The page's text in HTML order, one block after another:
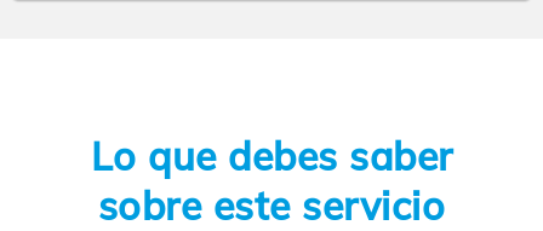
Lo que debes saber
sobre este servicio